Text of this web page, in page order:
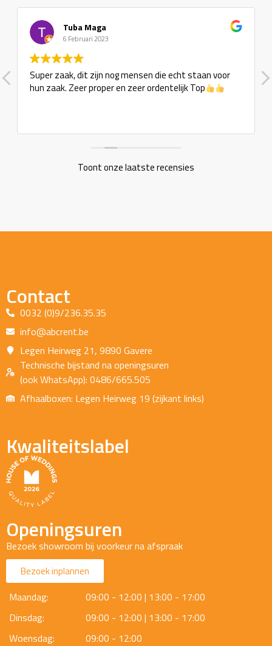
Tuba Maga
6 Februari 2023
Super zaak, dit zijn nog mensen die echt staan voor
hun zaak. Zeer proper en zeer ordentelijk Top
Toont onze laatste recensies
Contact
0032 (0)9/236.35.35
info@abcrent.be
Legen Heirweg 21, 9890 Gavere
Technische bijstand na openingsuren
(ook WhatsApp): 0486/665.505
Afhaalboxen: Legen Heirweg 19 (zijkant links)
Kwaliteitslabel
Openingsuren
Bezoek showroom bij voorkeur na afspraak
Bezoek inplannen
Maandag:
09:00 - 12:00 | 13:00 - 17:00
Dinsdag:
09:00 - 12:00 | 13:00 - 17:00
Woensdag:
09:00 - 12:00